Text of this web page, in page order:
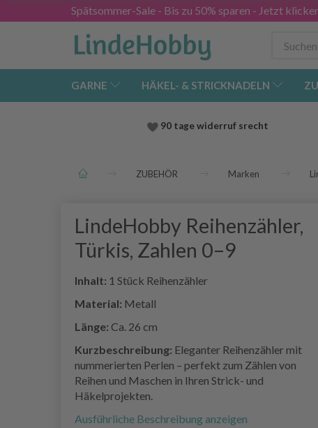
Spätsommer-Sale - Bis zu 50% sparen - Jetzt
GARNE HÄKEL- & STRICKNADELN
90 tage widerruf srecht
ZUBEHÖR Marken
LindeHobby Reihenzähler,
Türkis, Zahlen 0–9
Inhalt: 1 Stück Reihenzähler
Material: Metall
Länge: Ca. 26 cm
Kurzbeschreibung: Eleganter Reihenzähler mit
nummerierten Perlen – perfekt zum Zählen von
Reihen und Maschen in Ihren Strick- und
Häkelprojekten.
Ausführliche Beschreibung anzeigen